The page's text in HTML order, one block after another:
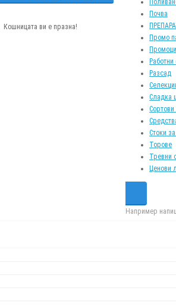
Кошницата ви е празна!
Почва
Промо
Разсад
Сладка
Стоки
Торове
Тревни
Ценови
Например